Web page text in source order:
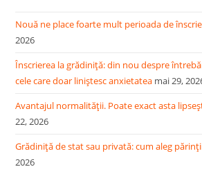
Nouă ne place foarte mult perioada de
2026
Înscrierea la grădiniță: din nou despre
cele care doar liniștesc anxietatea mai 29,
Avantajul normalității. Poate exact asta
22, 2026
Grădiniță de stat sau privată: cum aleg
2026